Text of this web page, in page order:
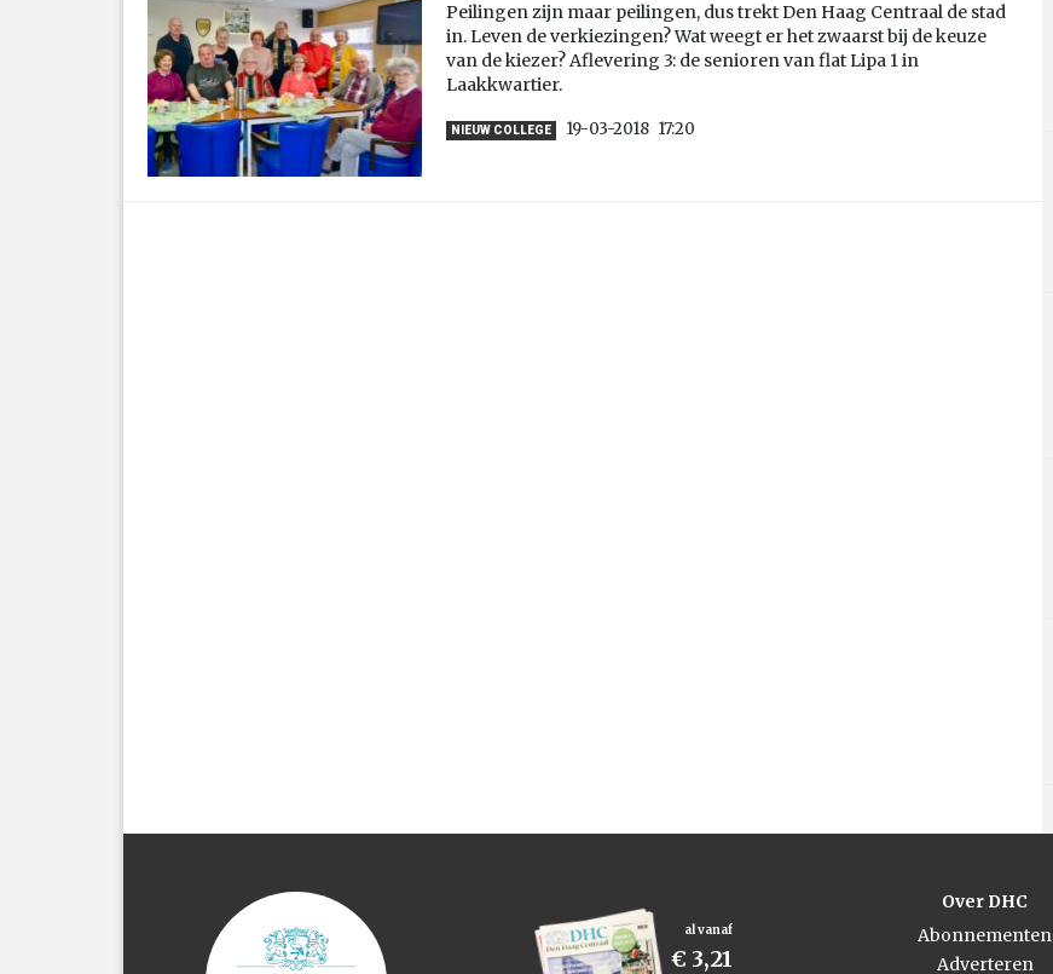
Peilingen zijn maar peilingen, dus trekt Den Haag Centraal de stad
in. Leven de verkiezingen? Wat weegt er het zwaarst bij de keuze
van de kiezer? Aflevering 3: de senioren van flat Lipa 1 in
Laakkwartier.
NIEUW COLLEGE 19-03-2018 17:20
al vanaf
€ 3,21
Over DHC
Abonnementen
Adverteren